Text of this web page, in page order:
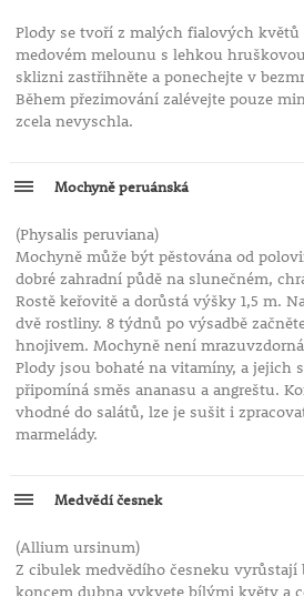
Plody se tvoří z malých fialových
medovém melounu s lehkou
sklizni zastřihněte a ponechejte v
Během přezimování zalévejte pouze
zcela nevyschla.
Mochyně peruánská
(Physalis peruviana)
Mochyně může být pěstována od
dobré zahradní půdě na slunečném,
Rostě keřovitě a dorůstá výšky 1,5 m.
dvě rostliny. 8 týdnů po výsadbě
hnojivem. Mochyně není
Plody jsou bohaté na vitamíny, a jejich
připomíná směs ananasu a angreštu.
vhodné do salátů, lze je sušit i
marmelády.
Medvědí česnek
(Allium ursinum)
Z cibulek medvědího česneku